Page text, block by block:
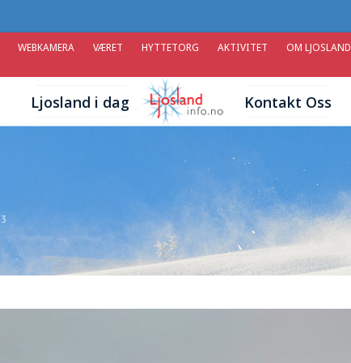
WEBKAMERA VÆRET HYTTETORG AKTIVITET OM LJOSLAND
Ljosland i dag Kontakt Oss